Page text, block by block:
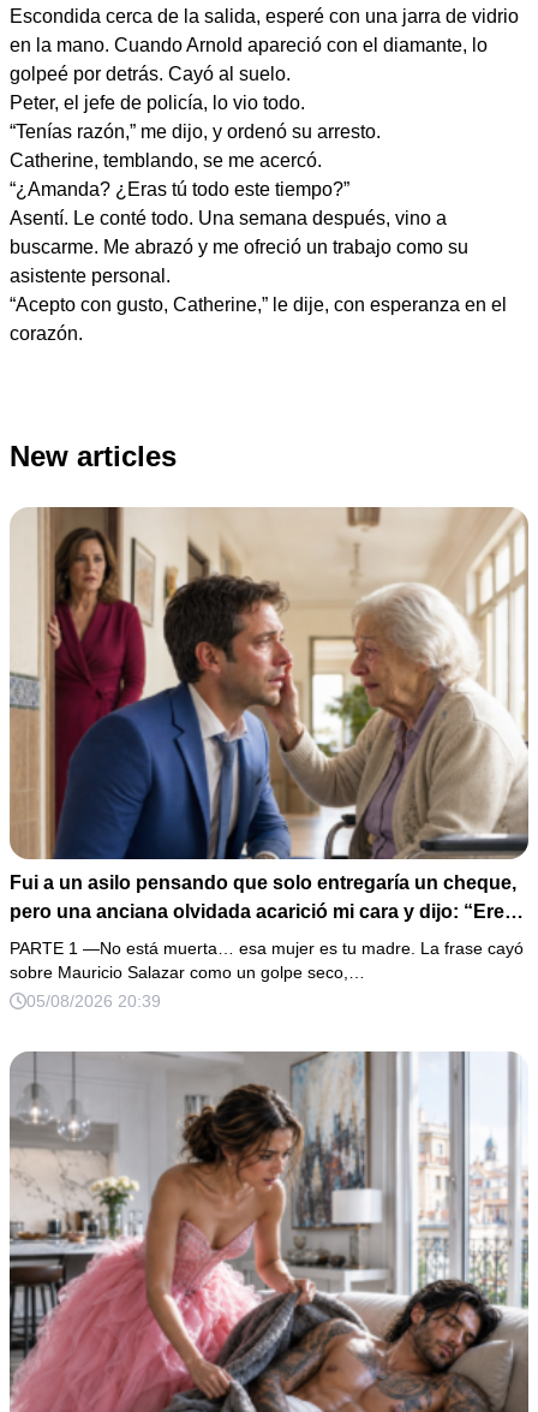
Escondida cerca de la salida, esperé con una jarra de vidrio
en la mano. Cuando Arnold apareció con el diamante, lo
golpeé por detrás. Cayó al suelo.
Peter, el jefe de policía, lo vio todo.
“Tenías razón,” me dijo, y ordenó su arresto.
Catherine, temblando, se me acercó.
“¿Amanda? ¿Eras tú todo este tiempo?”
Asentí. Le conté todo. Una semana después, vino a
buscarme. Me abrazó y me ofreció un trabajo como su
asistente personal.
“Acepto con gusto, Catherine,” le dije, con esperanza en el
corazón.
New articles
Fui a un asilo pensando que solo entregaría un cheque,
pero una anciana olvidada acarició mi cara y dijo: “Eres
igual a tu padre”. En vez de hacer preguntas, tomé su
medalla, abrí un expediente sellado desde hacía 40 años
y descubrí que la mujer que me crió había construido mi
PARTE 1 —No está muerta… esa mujer es tu madre. La frase cayó
sobre Mauricio Salazar como un golpe seco,…
05/08/2026 20:39